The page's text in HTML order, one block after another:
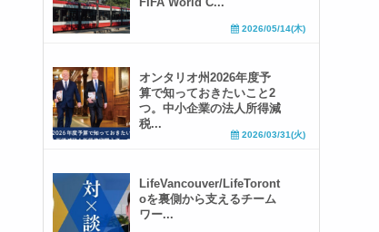
2026/05/14(木)
オンタリオ州2026年度予
算で知っておきたいこと2
つ。中小企業の法人所得減
税...
2026/03/31(火)
LifeVancouver/LifeToront
oを裏側から支えるチーム
ワー...